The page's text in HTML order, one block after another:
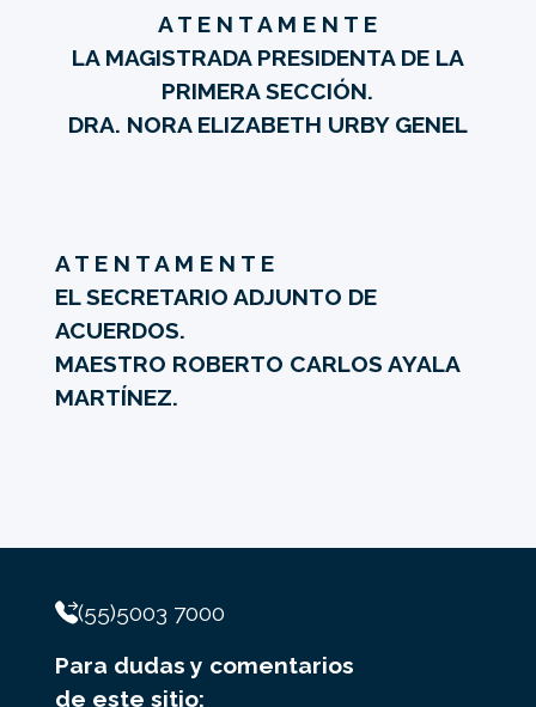
A T E N T A M E N T E
LA MAGISTRADA PRESIDENTA DE LA
PRIMERA SECCIÓN.
DRA. NORA ELIZABETH URBY GENEL
A T E N T A M E N T E
EL SECRETARIO ADJUNTO DE
ACUERDOS.
MAESTRO ROBERTO CARLOS AYALA
MARTÍNEZ.
(55)5003 7000
Para dudas y comentarios
de este sitio: